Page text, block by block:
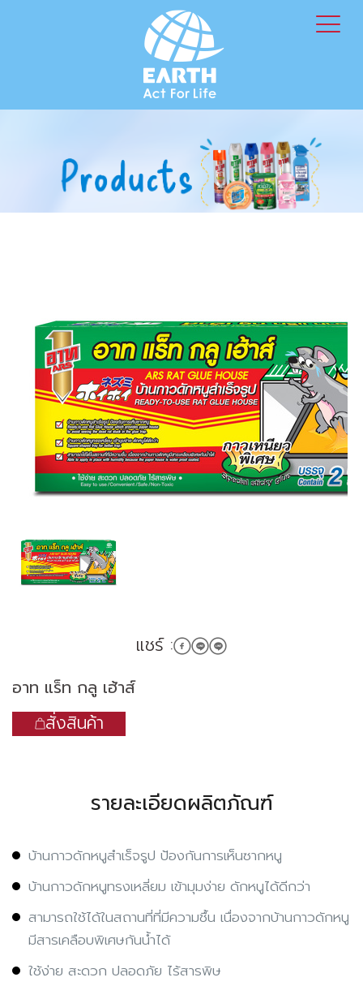
แชร์ :
อาท แร็ท กลู เฮ้าส์
สั่งสินค้า
รายละเอียดผลิตภัณฑ์
บ้านกาวดักหนูสำเร็จรูป ป้องกันการเห็นซากหนู
บ้านกาวดักหนูทรงเหลี่ยม เข้ามุมง่าย ดักหนูได้ดีกว่า
สามารถใช้ได้ในสถานที่ที่มีความชื้น เนื่องจากบ้านกาวดักหนู
มีสารเคลือบพิเศษกันน้ำได้
ใช้ง่าย สะดวก ปลอดภัย ไร้สารพิษ